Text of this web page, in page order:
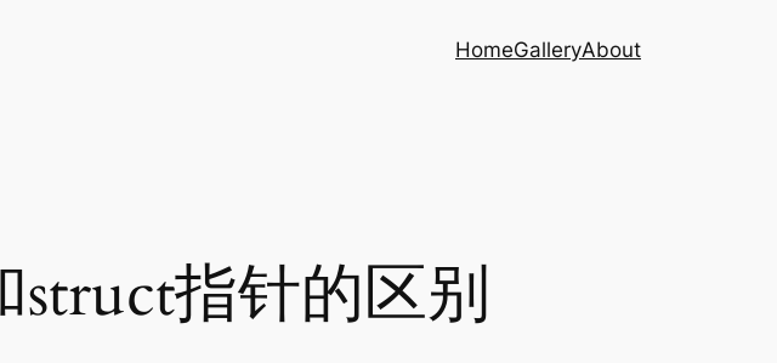
HomeGalleryAbout
指针的区别